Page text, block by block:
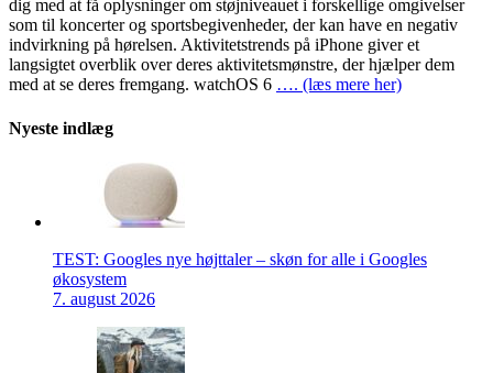
dig med at få oplysninger om støjniveauet i forskellige omgivelser
som til koncerter og sportsbegivenheder, der kan have en negativ
indvirkning på hørelsen. Aktivitetstrends på iPhone giver et
langsigtet overblik over deres aktivitetsmønstre, der hjælper dem
med at se deres fremgang. watchOS 6 …. (læs mere her)
Nyeste indlæg
TEST: Googles nye højttaler – skøn for alle i Googles
økosystem
7. august 2026